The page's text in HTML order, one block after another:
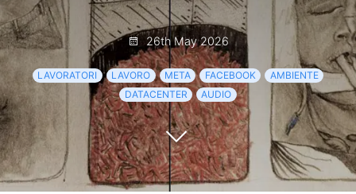
26th May 2026
LAVORATORI LAVORO META FACEBOOK
AMBIENTE
DATACENTER
AUDIO